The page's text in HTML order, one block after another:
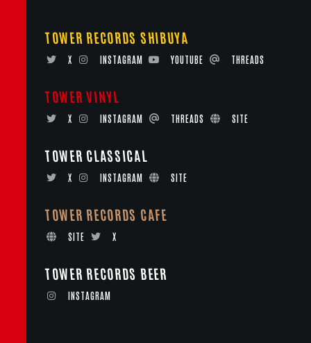
TOWER RECORDS SHIBUYA
X INSTAGRAM YOUTUBE THREADS
TOWER VINYL
X INSTAGRAM THREADS SITE
TOWER CLASSICAL
X INSTAGRAM SITE
TOWER RECORDS CAFE
SITE X
TOWER RECORDS BEER
INSTAGRAM